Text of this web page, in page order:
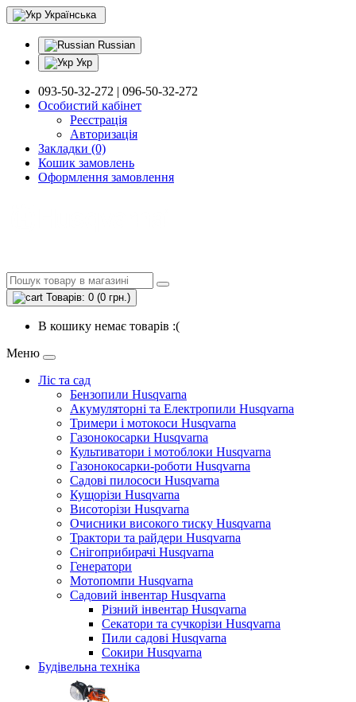
Українська
Russian
Укр
093-50-32-272 | 096-50-32-272
Особистий кабінет
Реєстрація
Авторизація
Закладки (0)
Кошик замовлень
Оформлення замовлення
Товарів: 0 (0 грн.)
В кошику немає товарів :(
Меню
Ліс та сад
Бензопили Husqvarna
Акумуляторні та Електропили Husqvarna
Тримери і мотокоси Husqvarna
Газонокосарки Husqvarna
Культиватори і мотоблоки Husqvarna
Газонокосарки-роботи Husqvarna
Садові пилососи Husqvarna
Кущорізи Husqvarna
Висоторізи Husqvarna
Очисники високого тиску Husqvarna
Трактори та райдери Husqvarna
Снігоприбирачі Husqvarna
Генератори
Мотопомпи Husqvarna
Садовий інвентар Husqvarna
Різний інвентар Husqvarna
Секатори та сучкорізи Husqvarna
Пили садові Husqvarna
Сокири Husqvarna
Будівельна техніка